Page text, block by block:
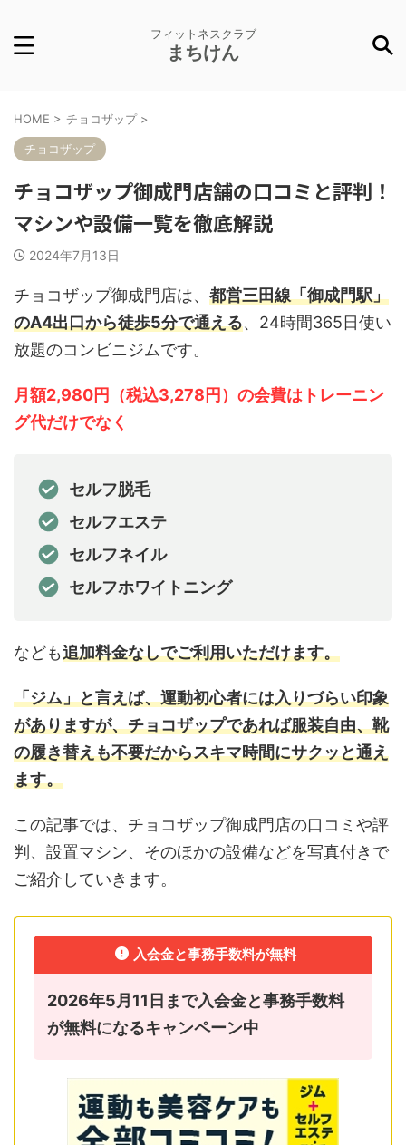
フィットネスクラブ
まちけん
HOME > チョコザップ >
チョコザップ
チョコザップ御成門店舗の口コミと評判！
マシンや設備一覧を徹底解説
2024年7月13日
チョコザップ御成門店は、 都営三田線「御成門駅」
のA4出口から徒歩5分で通える、24時間365日使い
放題のコンビニジムです。
月額2,980円（税込3,278円）の会費はトレーニン
グ代だけでなく
セルフ脱毛
セルフエステ
セルフネイル
セルフホワイトニング
なども追加料金なしでご利用いただけます。
「ジム」と言えば、運動初心者には入りづらい印象
がありますが、チョコザップであれば服装自由、靴
の履き替えも不要だからスキマ時間にサクッと通え
ます。
この記事では、チョコザップ御成門店の口コミや評
判、設置マシン、そのほかの設備などを写真付きで
ご紹介していきます。
入会金と事務手数料が無料
2026年5月11日まで入会金と事務手数料
が無料になるキャンペーン中